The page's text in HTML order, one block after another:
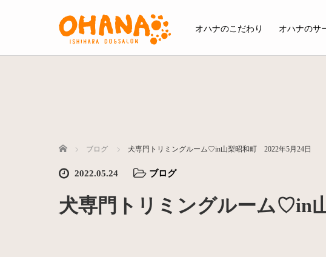
オハナのこだわり オハナのサ
ホーム ブログ 犬専門トリミングルーム♡in山梨昭和町 2022年5月24日
2022.05.24 ブログ
犬専門トリミングルーム♡in